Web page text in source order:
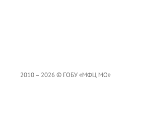
2010 – 2026 © ГОБУ «МФЦ МО»